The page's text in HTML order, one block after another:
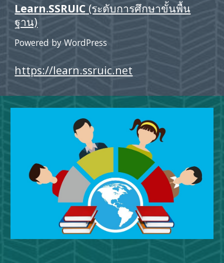
Learn.SSRUIC (ระดับการศึกษาขั้นพื้น
ฐาน)
Powered by WordPress
https://learn.ssruic.net